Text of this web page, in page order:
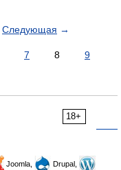
Следующая →
7 8
9
18+
Joomla,
Drupal,